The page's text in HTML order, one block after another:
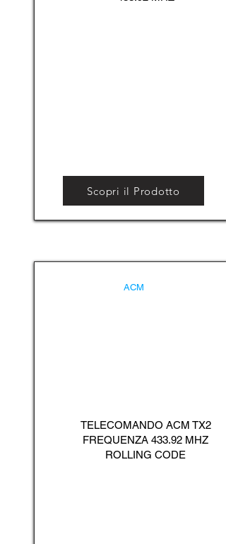
Scopri il Prodotto
ACM
TELECOMANDO ACM TX2
FREQUENZA 433.92 MHZ
ROLLING CODE